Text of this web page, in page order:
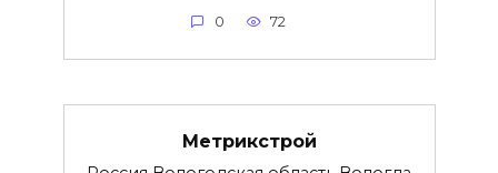
0 72
Метрикстрой